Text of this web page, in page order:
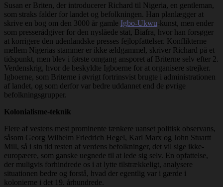
Susan er Briten, der introducerer Richard til Nigeria, en gentleman,
som straks falder for landet og befolkningen. Han planlægger at
skrive en bog om den 3000 år gamle Igbo-Ukwu-kunst, men ender
som presserådgiver for den nyslåede stat, Biafra, hvor han forsøger
at korrigere den udenlandske presses fejlopfattelser. Konflikterne
mellem Nigerias stammer er ikke ældgammel, skriver Richard på et
tidspunkt, men blev i første omgang ansporet af Briterne selv efter 2.
Verdenskrig, hvor de beskyldte Igboerne for at organisere strejker.
Igboerne, som Briterne i øvrigt fortrinsvist brugte i administrationen
af landet, og som derfor var bedre uddannet end de øvrige
befolkningsgrupper.
Kolonialisme-teknik
Flere af vestens mest prominente tænkere uanset politisk observans,
såsom Georg Wilhelm Friedrich Hegel, Karl Marx og John Stuartt
Mill, så i sin tid resten af verdens befolkninger, det vil sige ikke-
europæere, som ganske uegnede til at lede sig selv. En opfattelse,
der muligvis forhindrede os i at lytte tilstrækkeligt, analysere
situationen bedre og forstå, hvad der egentlig var i gærde i
kolonierne i det 19. århundrede.